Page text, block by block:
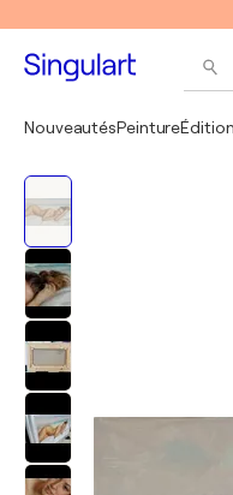
NouveautésPeinture